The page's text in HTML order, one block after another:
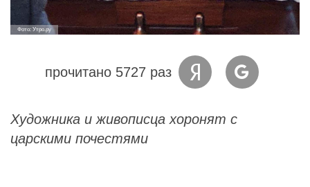
Фото: Утро.ру
прочитано 5727 раз
Художника и живописца хоронят с
царскими почестями